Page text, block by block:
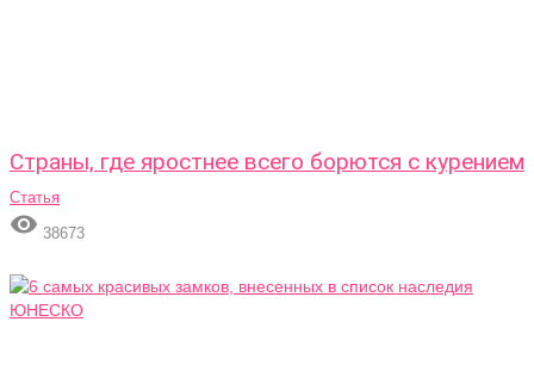
Страны, где яростнее всего борются с курением
Статья
 38673